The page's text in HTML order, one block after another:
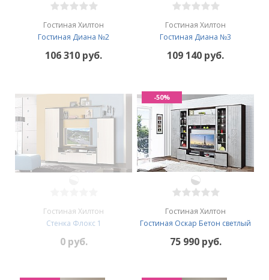
Гостиная Хилтон
Гостиная Диана №2
106 310 руб.
Гостиная Хилтон
Гостиная Диана №3
109 140 руб.
Гостиная Хилтон
Стенка Флокс 1
0 руб.
Гостиная Хилтон
Гостиная Оскар Бетон светлый
75 990 руб.
-50%